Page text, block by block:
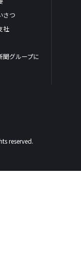
さつ
社
聞グループに
reserved.